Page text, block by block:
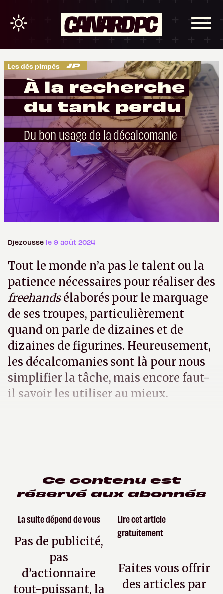
Les dés pimpés
À la recherche
du tank perdu
Du bon usage de la décalcomanie
Djezousse le 9 août 2024
Tout le monde n’a pas le talent ou la
patience nécessaires pour réaliser des
freehandsélaborés pour le marquage
de ses troupes, particulièrement
quand on parle de dizaines et de
dizaines de figurines. Heureusement,
les décalcomanies sont là pour nous
simplifier la tâche, mais encore faut-
il savoir les utiliser au mieux.
Ce contenu est
réservé aux abonnés
La suite dépend de vous
Pas de publicité,
pas
d’actionnaire
tout-puissant, la
Lire cet article
gratuitement
Faites vous offrir
des articles par